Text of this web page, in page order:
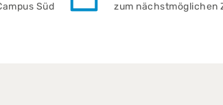
Süd zum nächstmöglichen